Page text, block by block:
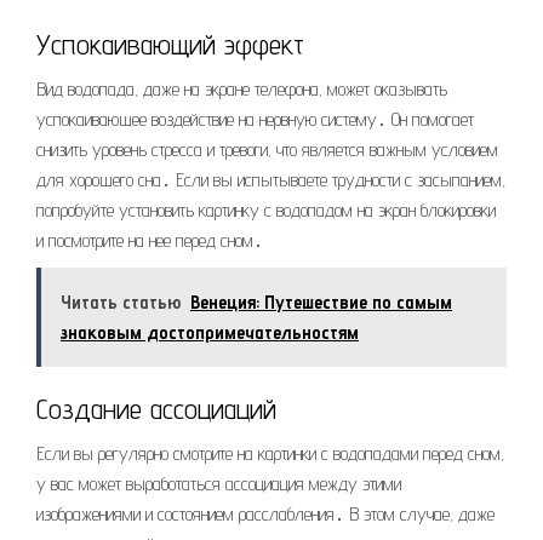
Успокаивающий эффект
Вид водопада, даже на экране телефона, может оказывать
успокаивающее воздействие на нервную систему․ Он помогает
снизить уровень стресса и тревоги, что является важным условием
для хорошего сна․ Если вы испытываете трудности с засыпанием,
попробуйте установить картинку с водопадом на экран блокировки
и посмотрите на нее перед сном․
Читать статью Венеция: Путешествие по самым
знаковым достопримечательностям
Создание ассоциаций
Если вы регулярно смотрите на картинки с водопадами перед сном,
у вас может выработаться ассоциация между этими
изображениями и состоянием расслабления․ В этом случае, даже